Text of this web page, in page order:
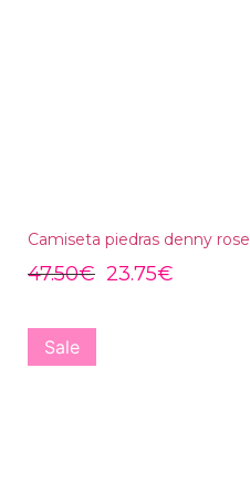
Camiseta piedras denny rose
47.50€ 23.75€
Sale